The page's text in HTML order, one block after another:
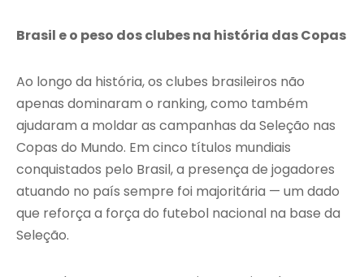
Brasil e o peso dos clubes na história das Copas
Ao longo da história, os clubes brasileiros não
apenas dominaram o ranking, como também
ajudaram a moldar as campanhas da Seleção nas
Copas do Mundo. Em cinco títulos mundiais
conquistados pelo Brasil, a presença de jogadores
atuando no país sempre foi majoritária — um dado
que reforça a força do futebol nacional na base da
Seleção.